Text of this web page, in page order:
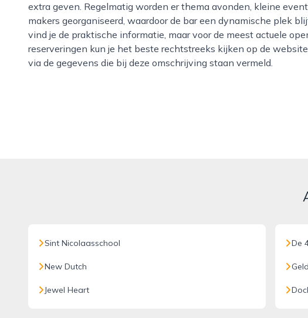
extra geven. Regelmatig worden er thema avonden, kleine
makers georganiseerd, waardoor de bar een dynamische plek
vind je de praktische informatie, maar voor de meest actuele
reserveringen kun je het beste rechtstreeks kijken op de
via de gegevens die bij deze omschrijving staan vermeld.
Sint Nicolaasschool
New Dutch
Jewel Heart
De